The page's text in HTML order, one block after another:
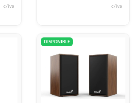
c/iva c/iva
DISPONIBLE